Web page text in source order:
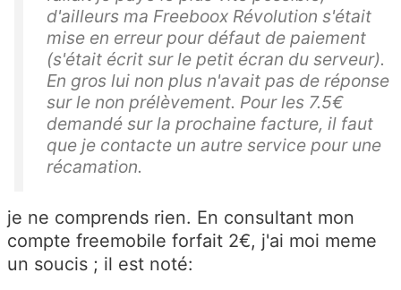
d'ailleurs ma Freeboox Révolution s'était
mise en erreur pour défaut de paiement
(s'était écrit sur le petit écran du serveur).
En gros lui non plus n'avait pas de réponse
sur le non prélèvement. Pour les 7.5€
demandé sur la prochaine facture, il faut
que je contacte un autre service pour une
récamation.
je ne comprends rien. En consultant mon
compte freemobile forfait 2€, j'ai moi meme
un soucis ; il est noté: